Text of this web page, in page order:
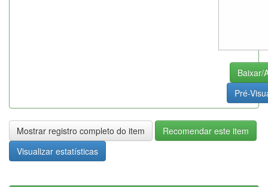
Baixar/
Pré-
Mostrar registro completo do item
Recomendar este item
Visualizar estatísticas